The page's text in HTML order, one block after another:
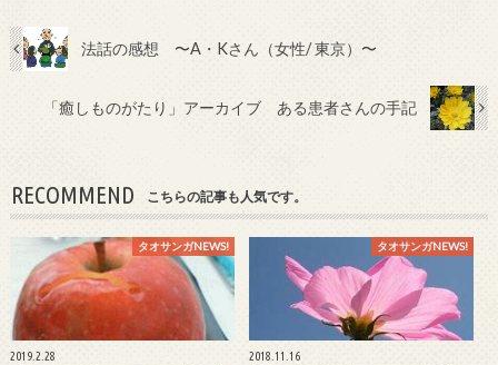
法話の感想 〜A・Kさん（女性/ 東京）〜
「癒しものがたり」アーカイブ ある患者さんの手記
RECOMMEND こちらの記事も人気です。
タオサンガNEWS!
2019.2.28
タオサンガNEWS!
2018.11.16